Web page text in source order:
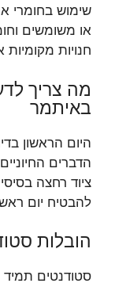
שימוש בחומרי
או משומשים
חנויות מקומיות
מה צריך
באיתמר
היום הראשון
הדברים
ציוד רחצה
להבטיח יום
הובלות
סטודנטים